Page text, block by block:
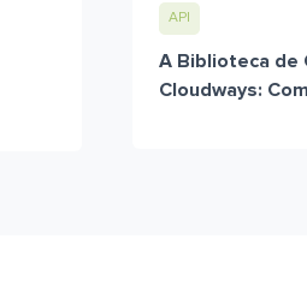
API
A Biblioteca de
Cloudways: